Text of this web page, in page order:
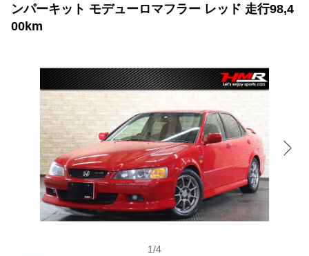
ンパーキット モデューロマフラー レッド 走行98,4
00km
1/4